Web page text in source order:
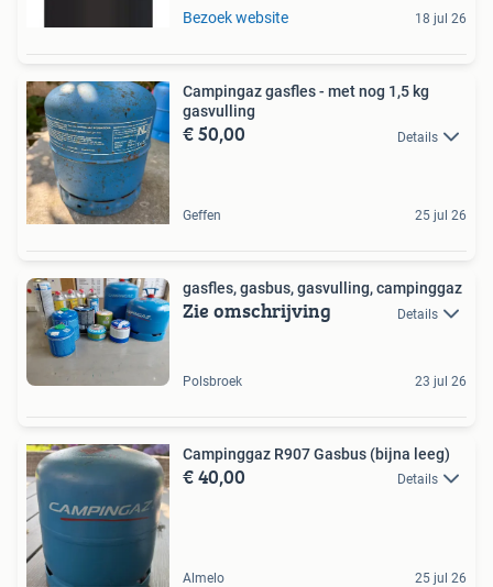
Bezoek website 18 jul 26
Campingaz gasfles - met nog 1,5 kg
gasvulling
€ 50,00 Details
Geffen 25 jul 26
gasfles, gasbus, gasvulling, campinggaz
Zie omschrijving Details
Polsbroek 23 jul 26
Campinggaz R907 Gasbus (bijna leeg)
€ 40,00 Details
Almelo 25 jul 26